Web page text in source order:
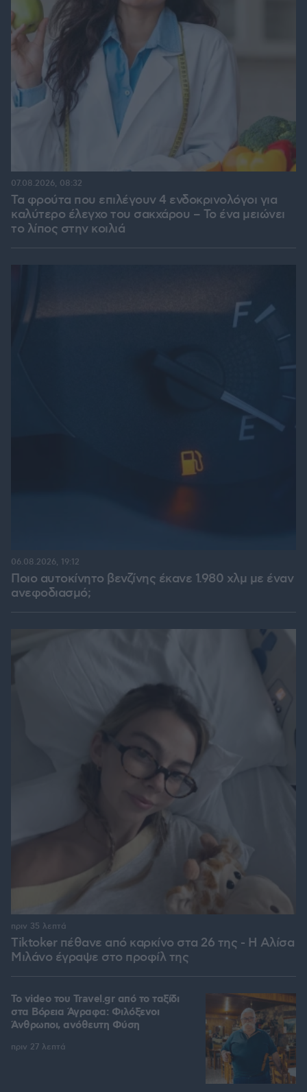
Τα φρούτα που επιλέγουν 4 ενδοκρινολόγοι για
καλύτερο έλεγχο του σακχάρου – Το ένα μειώνει
το λίπος στην κοιλιά
07.08.2026, 08:32
Ποιο αυτοκίνητο βενζίνης έκανε 1.980 χλμ με έναν
ανεφοδιασμό;
06.08.2026, 19:12
Tiktoker πέθανε από καρκίνο στα 26 της - Η Αλίσα
Μιλάνο έγραψε στο προφίλ της
πριν 35 λεπτά
To video του Travel.gr από το ταξίδι
στα Βόρεια Άγραφα: Φιλόξενοι
Άνθρωποι, ανόθευτη Φύση
πριν 27 λεπτά